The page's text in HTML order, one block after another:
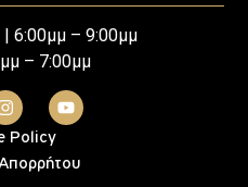
6:00μμ – 9:00μμ
– 7:00μμ
Policy